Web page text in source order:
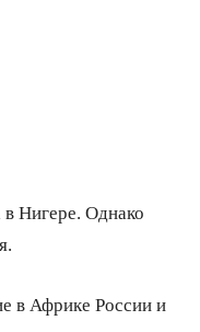
в Нигере. Однако
в Африке России и